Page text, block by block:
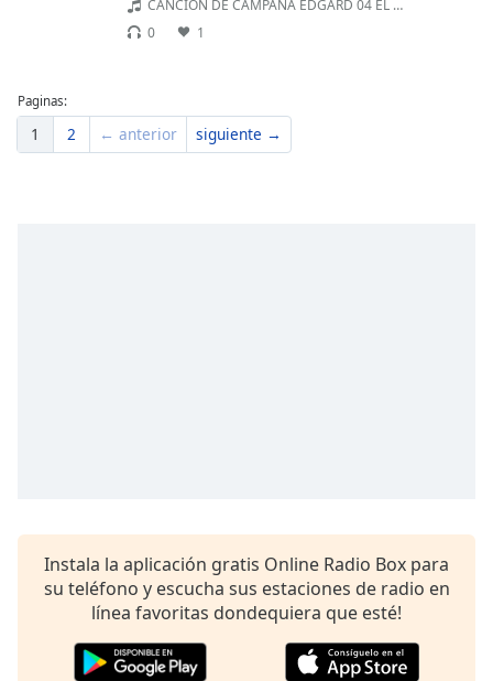
CANCION DE CAMPAÑA EDGARD 04 EL AMIGO
0
1
Paginas:
1 2 ← anterior siguiente →
Instala la aplicación gratis Online Radio Box para
su teléfono y escucha sus estaciones de radio en
línea favoritas dondequiera que esté!